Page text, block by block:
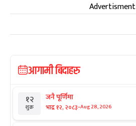
Advertisment
आगामी बिदाहरु
१२
शुक्र
जनै पूर्णिमा
भाद्र १२, २०८३-Aug 28, 2026